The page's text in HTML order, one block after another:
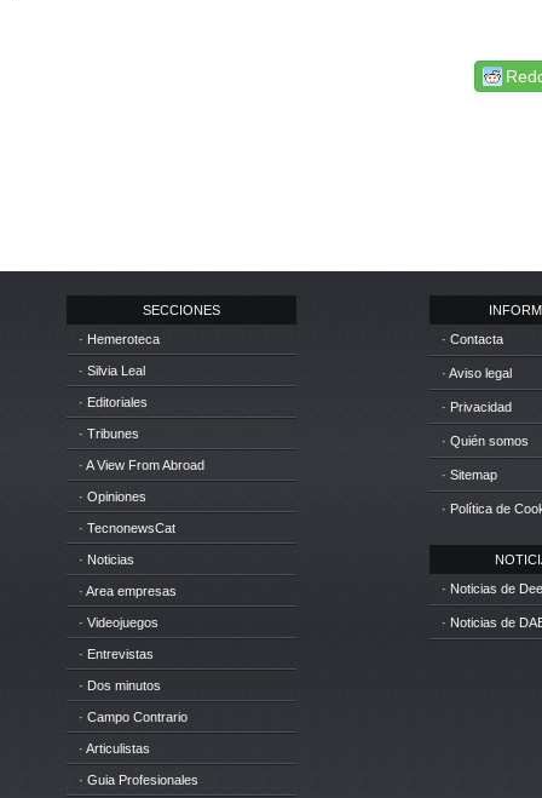
SECCIONES
· Hemeroteca
· Silvia Leal
· Editoriales
· Tribunes
· A View From Abroad
· Opiniones
· TecnonewsCat
· Noticias
· Area empresas
· Videojuegos
· Entrevistas
· Dos minutos
· Campo Contrario
· Articulistas
· Guia Profesionales
· Contacta
· Aviso legal
· Privacidad
· Quién somos
· Sitemap
· Política de
· Noticias de
· Noticias de